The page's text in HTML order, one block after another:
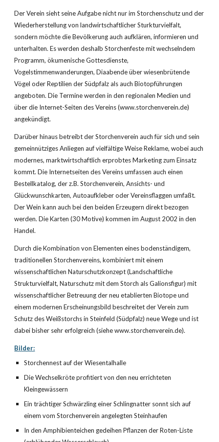
Der Verein sieht seine Aufgabe nicht nur im Storchenschutz und der
Wiederherstellung von landwirtschaftlicher Sturkturvielfalt,
sondern möchte die Bevölkerung auch aufklären, informieren und
unterhalten. Es werden deshalb Storchenfeste mit wechselndem
Programm, ökumenische Gottesdienste,
Vogelstimmenwanderungen, Diaabende über wiesenbrütende
Vögel oder Reptilien der Südpfalz als auch Biotopführungen
angeboten. Die Termine werden in den regionalen Medien und
über die Internet-Seiten des Vereins (www.storchenverein.de)
angekündigt.
Darüber hinaus betreibt der Storchenverein auch für sich und sein
gemeinnütziges Anliegen auf vielfältige Weise Reklame, wobei auch
modernes, marktwirtschaftlich erprobtes Marketing zum Einsatz
kommt. Die Internetseiten des Vereins umfassen auch einen
Bestellkatalog, der z.B. Storchenverein, Ansichts- und
Glückwunschkarten, Autoaufkleber oder Vereinsflaggen umfaßt.
Der Wein kann auch bei den beiden Erzeugern direkt bezogen
werden. Die Karten (30 Motive) kommen im August 2002 in den
Handel.
Durch die Kombination von Elementen eines bodenständigem,
traditionellen Storchenvereins, kombiniert mit einem
wissenschaftlichen Naturschutzkonzept (Landschaftliche
Strukturvielfalt, Naturschutz mit dem Storch als Galionsfigur) mit
wissenschaftlicher Betreuung der neu etablierten Biotope und
einem modernen Erscheinungsbild beschreitet der Verein zum
Schutz des Weißstorchs in Steinfeld (Südpfalz) neue Wege und ist
dabei bisher sehr erfolgreich (siehe www.storchenverein.de).
Bilder:
Storchennest auf der Wiesentalhalle
Die Wechselkröte profitiert von den neu errichteten
Kleingewässern
Ein trächtiger Schwärzling einer Schlingnatter sonnt sich auf
einem vom Storchenverein angelegten Steinhaufen
In den Amphibienteichen gedeihen Pflanzen der Roten-Liste